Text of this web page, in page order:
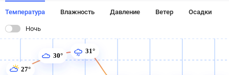
Температура Влажность Давление Ветер Осадки
Ночь
27°
30° 31°